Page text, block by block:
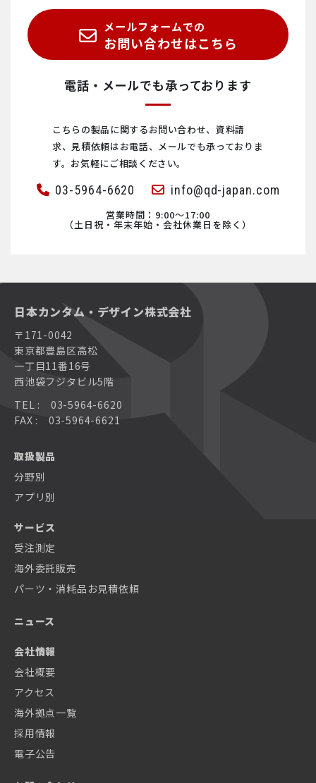
メールフォームでの
お問い合わせはこちら
電話・メールでも承っております
こちらの製品に関するお問い合わせ、資料請
求、見積依頼はお電話、メールでも承っておりま
す。お気軽にご相談ください。
03-5964-6620 info@qd-japan.com
営業時間：9:00〜17:00
（土日祝・年末年始・会社休業日を除く）
取扱製品
分野別
アプリ別
サービス
受注測定
海外委託販売
パーツ・消耗品お見積依頼
ニュース
会社情報
会社概要
アクセス
海外拠点一覧
採用情報
電子公告
日本カンタム・デザイン株式会社
〒171-0042
東京都豊島区高松
一丁目11番16号
西池袋フジタビル5階
TEL : 03-5964-6620
FAX : 03-5964-6621